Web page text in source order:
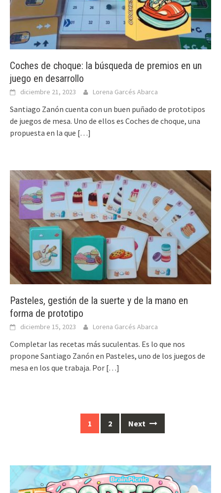
Coches de choque: la búsqueda de premios en un
juego en desarrollo
diciembre 21, 2023 Lorena Garcés Abarca
Santiago Zanón cuenta con un buen puñado de prototipos
de juegos de mesa. Uno de ellos es Coches de choque, una
propuesta en la que […]
Pasteles, gestión de la suerte y de la mano en
forma de prototipo
diciembre 15, 2023 Lorena Garcés Abarca
Completar las recetas más suculentas. Es lo que nos
propone Santiago Zanón en Pasteles, uno de los juegos de
mesa en los que trabaja. Por […]
1 2 Next